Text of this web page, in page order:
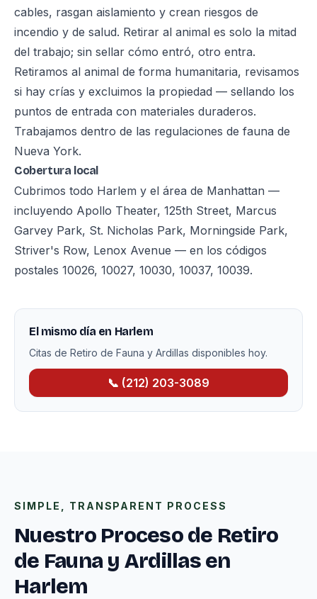
cables, rasgan aislamiento y crean riesgos de
incendio y de salud. Retirar al animal es solo la mitad
del trabajo; sin sellar cómo entró, otro entra.
Retiramos al animal de forma humanitaria, revisamos
si hay crías y excluimos la propiedad — sellando los
puntos de entrada con materiales duraderos.
Trabajamos dentro de las regulaciones de fauna de
Nueva York.
Cobertura local
Cubrimos todo Harlem y el área de Manhattan —
incluyendo Apollo Theater, 125th Street, Marcus
Garvey Park, St. Nicholas Park, Morningside Park,
Striver's Row, Lenox Avenue — en los códigos
postales 10026, 10027, 10030, 10037, 10039.
El mismo día en Harlem
Citas de Retiro de Fauna y Ardillas disponibles hoy.
📞 (212) 203-3089
SIMPLE, TRANSPARENT PROCESS
Nuestro Proceso de Retiro
de Fauna y Ardillas en
Harlem